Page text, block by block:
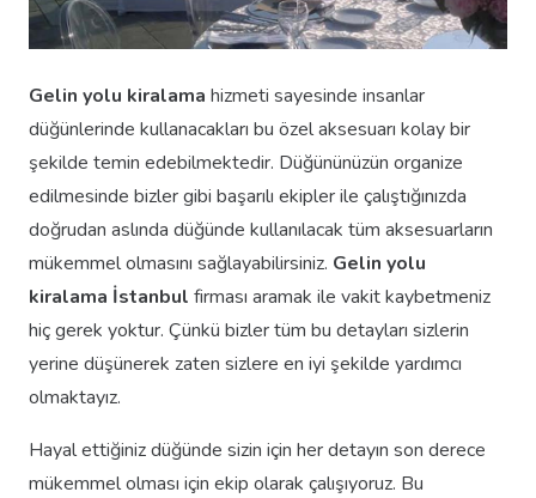
Gelin yolu kiralama hizmeti sayesinde insanlar
düğünlerinde kullanacakları bu özel aksesuarı kolay bir
şekilde temin edebilmektedir. Düğününüzün organize
edilmesinde bizler gibi başarılı ekipler ile çalıştığınızda
doğrudan aslında düğünde kullanılacak tüm aksesuarların
mükemmel olmasını sağlayabilirsiniz. Gelin yolu
kiralama İstanbul firması aramak ile vakit kaybetmeniz
hiç gerek yoktur. Çünkü bizler tüm bu detayları sizlerin
yerine düşünerek zaten sizlere en iyi şekilde yardımcı
olmaktayız.
Hayal ettiğiniz düğünde sizin için her detayın son derece
mükemmel olması için ekip olarak çalışıyoruz. Bu